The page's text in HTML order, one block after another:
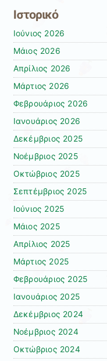
Ιστορικό
Ιούνιος 2026
Μάιος 2026
Απρίλιος 2026
Μάρτιος 2026
Φεβρουάριος 2026
Ιανουάριος 2026
Δεκέμβριος 2025
Νοέμβριος 2025
Οκτώβριος 2025
Σεπτέμβριος 2025
Ιούνιος 2025
Μάιος 2025
Απρίλιος 2025
Μάρτιος 2025
Φεβρουάριος 2025
Ιανουάριος 2025
Δεκέμβριος 2024
Νοέμβριος 2024
Οκτώβριος 2024